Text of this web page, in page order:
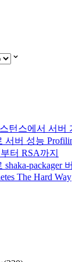
턴스에서 서버
서버 성능
터 RSA까지
shaka-packager
The Hard Way